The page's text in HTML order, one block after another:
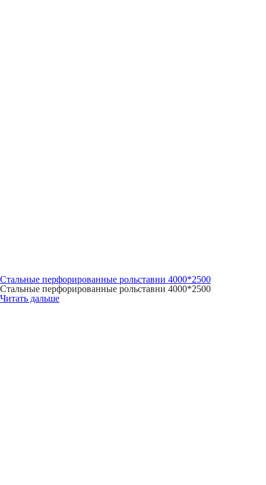
Стальные перфорированные рольставни 4000*2500
Стальные перфорированные рольставни 4000*2500
Читать дальше